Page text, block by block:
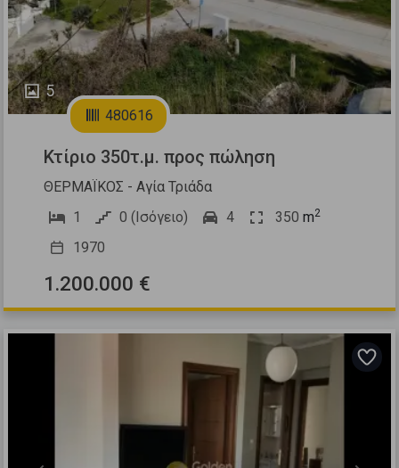
5
480616
Κτίριο 350τ.μ. προς πώληση
ΘΕΡΜΑΪΚΟΣ - Αγία Τριάδα
1
0 (Ισόγειο) 4 350 m2
1970
1.200.000 €